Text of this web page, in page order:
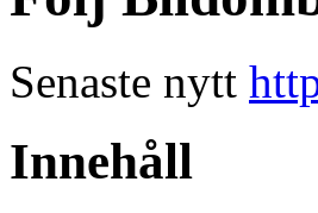
Senaste nytt
Innehåll